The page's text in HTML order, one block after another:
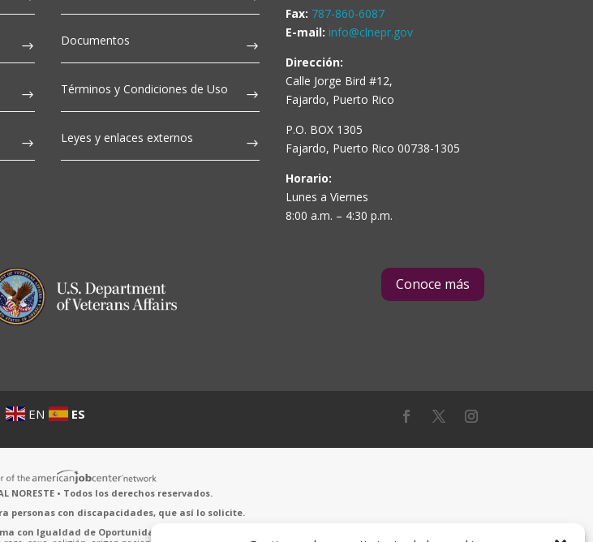
Documentos
Términos y Condiciones de Uso
Leyes y enlaces externos
Fax: 787-860-6087
E-mail: info@clnepr.gov
Dirección:
Calle Jorge Bird #12,
Fajardo, Puerto Rico
P.O. BOX 1305
Fajardo, Puerto Rico 00738-1305
Horario:
Lunes a Viernes
8:00 a.m. – 4:30 p.m.
Conoce más
EN ES
NORESTE • Todos los derechos reservados.
personas con discapacidades, que así lo solicite.
con Igualdad de Oportunidades